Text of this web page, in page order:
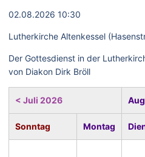
02.08.2026 10:30
Lutherkirche Altenkessel
Der Gottesdienst in der
von Diakon Dirk Bröll
< Juli 2026
Sonntag Montag